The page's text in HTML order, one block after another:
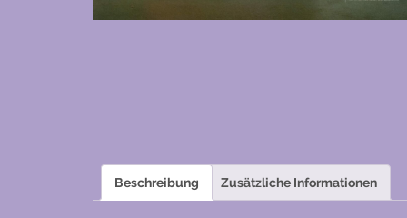
Beschreibung Zusätzliche Informationen